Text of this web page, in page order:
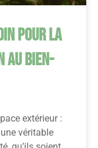
Pour La
Au Bien-
extérieur :
véritable